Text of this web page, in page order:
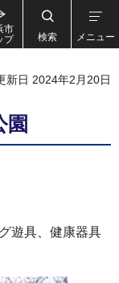
市
プ
検索 メニュー
新日 2024年2月20日
園
遊具、健康器具